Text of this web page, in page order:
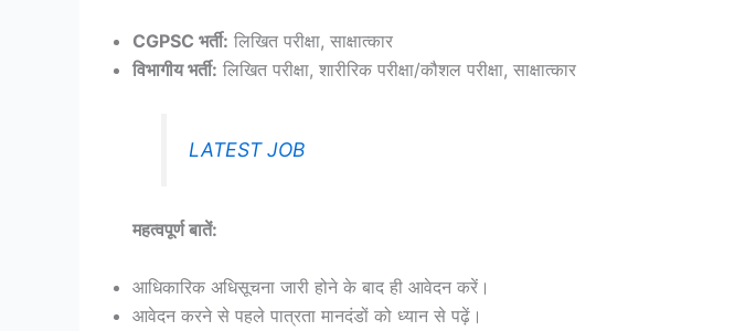
CGPSC भर्ती: लिखित परीक्षा, साक्षात्कार
विभागीय भर्ती: लिखित परीक्षा, शारीरिक परीक्षा/कौशल परीक्षा, साक्षात्कार
LATEST JOB
महत्वपूर्ण बातें:
आधिकारिक अधिसूचना जारी होने के बाद ही आवेदन करें।
आवेदन करने से पहले पात्रता मानदंडों को ध्यान से पढ़ें।